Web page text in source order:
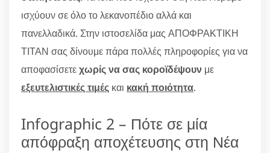
ισχύουν σε όλο το λεκανοπέδιο αλλά και
πανελλαδικά. Στην ιστοσελίδα μας ΑΠΟΦΡΑΚΤΙΚΗ
ΤΙΤΑΝ σας δίνουμε πάρα πολλές πληροφορίες για να
αποφασίσετεχωρίς να σας κοροϊδέψουν με
εξευτελιστικές τιμές και κακή ποιότητα.
Infographic 2 – Πότε σε μία
απόφραξη αποχέτευσης στη Νέα